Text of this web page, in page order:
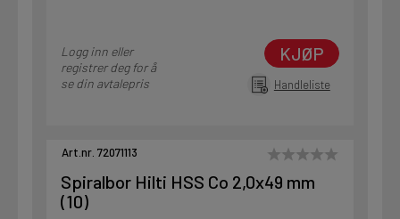
Logg inn eller
registrer deg for å
se din avtalepris
KJØP
Handleliste
Art.nr. 72071113
Spiralbor Hilti HSS Co 2,0x49 mm
(10)